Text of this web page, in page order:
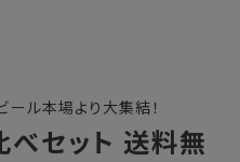
ル本場より大集結！
セット 送料無